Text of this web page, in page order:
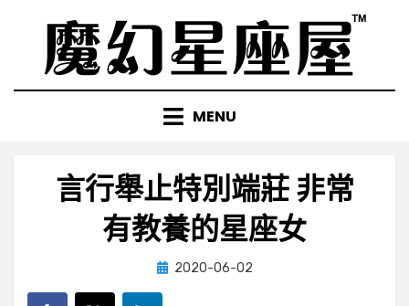
content
MENU
言行舉止特別端莊 非常
有教養的星座女
by小編
Posted
2020-06-02